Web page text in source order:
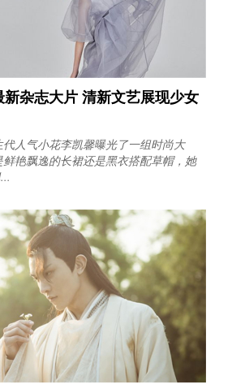
杂志大片 清新文艺展现少女
代人气小花李凯馨曝光了一组时尚大
鲜艳飘逸的长裙还是黑衣搭配草帽，她